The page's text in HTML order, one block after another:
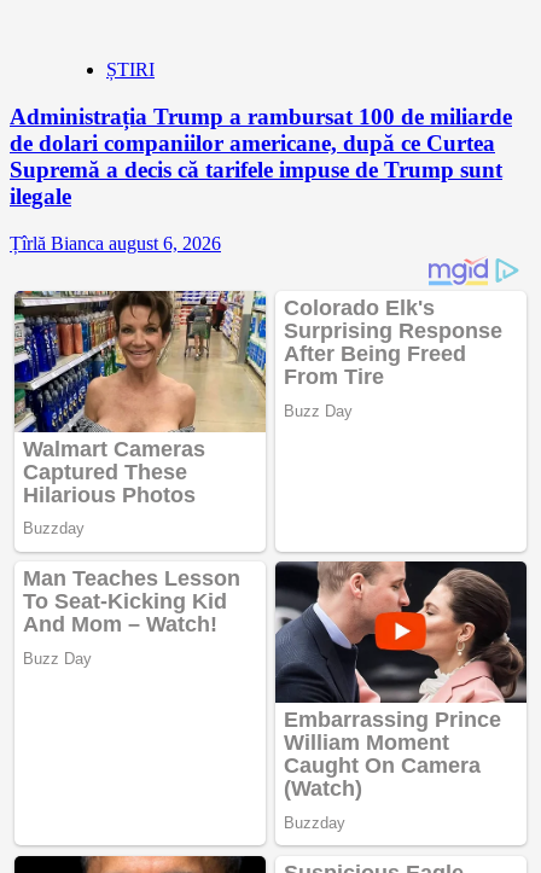
ȘTIRI
Administrația Trump a rambursat 100 de miliarde
de dolari companiilor americane, după ce Curtea
Supremă a decis că tarifele impuse de Trump sunt
ilegale
Țîrlă Bianca august 6, 2026